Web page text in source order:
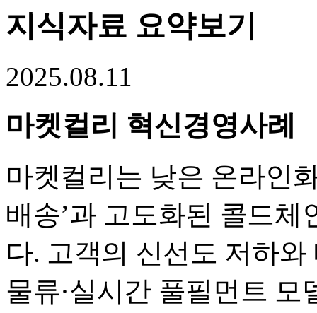
지식자료 요약보기
2025.08.11
마켓컬리 혁신경영사례
마켓컬리는 낮은 온라인
배송’과 고도화된 콜드
다. 고객의 신선도 저하
물류·실시간 풀필먼트